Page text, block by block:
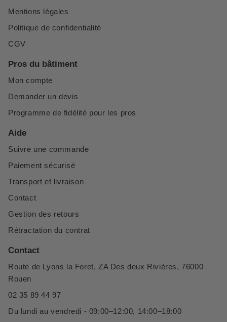
Mentions légales
Politique de confidentialité
CGV
Pros du bâtiment
Mon compte
Demander un devis
Programme de fidélité pour les pros
Aide
Suivre une commande
Paiement sécurisé
Transport et livraison
Contact
Gestion des retours
Rétractation du contrat
Contact
Route de Lyons la Foret, ZA Des deux Rivières, 76000
Rouen
02 35 89 44 97
Du lundi au vendredi - 09:00–12:00, 14:00–18:00